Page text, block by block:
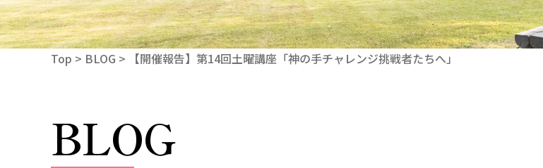
Top > BLOG > 【開催報告】第14回土曜講座「神の手チャレンジ挑戦者たちへ」
BLOG